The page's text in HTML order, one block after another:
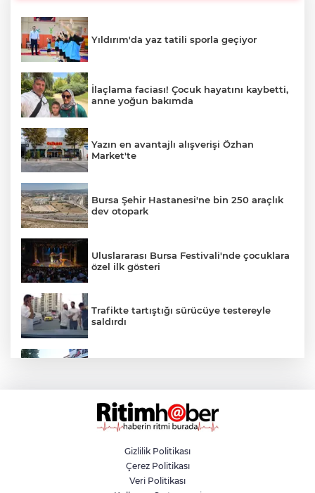
Yıldırım'da yaz tatili sporla geçiyor
İlaçlama faciası! Çocuk hayatını kaybetti,
anne yoğun bakımda
Yazın en avantajlı alışverişi Özhan
Market'te
Bursa Şehir Hastanesi'ne bin 250 araçlık
dev otopark
Uluslararası Bursa Festivali'nde çocuklara
özel ilk gösteri
Trafikte tartıştığı sürücüye testereyle
saldırdı
Bursa'da feci kaza! Motosikletli duvara
çarparak can verdi
Komşusunu silahla vurarak öldürdü! Evini
ve aracını ateşe verdi
Gizlilik Politikası
Çerez Politikası
Veri Politikası